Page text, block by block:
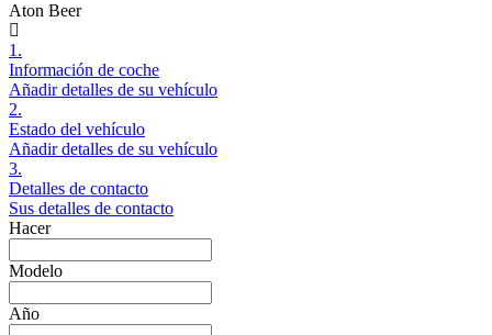
Aton Beer
1.
Información de coche
Añadir detalles de su vehículo
2.
Estado del vehículo
Añadir detalles de su vehículo
3.
Detalles de contacto
Sus detalles de contacto
Hacer
Modelo
Año